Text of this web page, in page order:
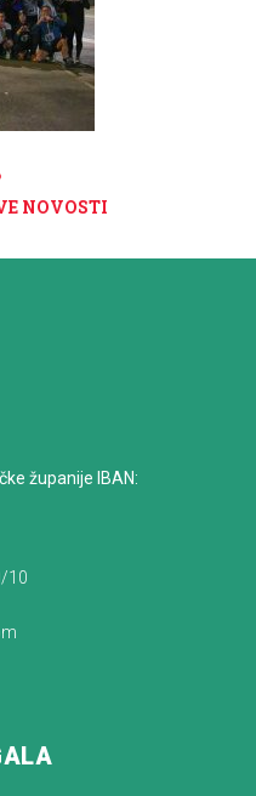
NOVOSTI
županije IBAN:
10